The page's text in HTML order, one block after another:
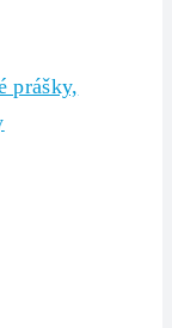
prášky,